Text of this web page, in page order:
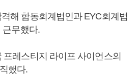
해 합동회계법인과 EYC회계법
근무했다.
레스티지 라이프 사이언스의
했다.